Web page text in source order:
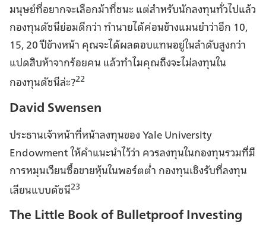
มนุษย์ที่อยากจะเลือกม้าที่ชนะ แต่สำหรับนักลงทุนทั่วไปแล้ว
กองทุนดัชนีย่อมดีกว่า ทำนายได้ค่อนข้างแมนยำว่าอีก 10,
15, 20 ปีข้างหน้า คุณจะได้ผลตอบแทนอยู่ในลำดับสูงกว่า
แปดสิบห้าจากร้อยคน แล้วทำไมคุณถึงจะไม่ลงทุนใน
กองทุนดัชนีล่ะ?22
David Swensen
ประธานเจ้าหน้าที่หน้าลงทุนของ Yale University
Endowment ให้คำแนะนำไว้ว่า ควรลงทุนในกองทุนรวมที่มี
การหมุนเวียนซื้อขายหุ้นในพอร์ตต่ำ กองทุนเชิงรับที่ลงทุน
เลียนแบบดัชนี23
The Little Book of Bulletproof Investing